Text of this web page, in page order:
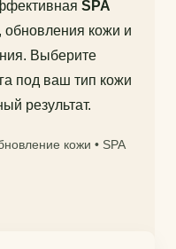
SPA
кожи и
Выберите
под ваш тип кожи
результат.
кожи • SPA